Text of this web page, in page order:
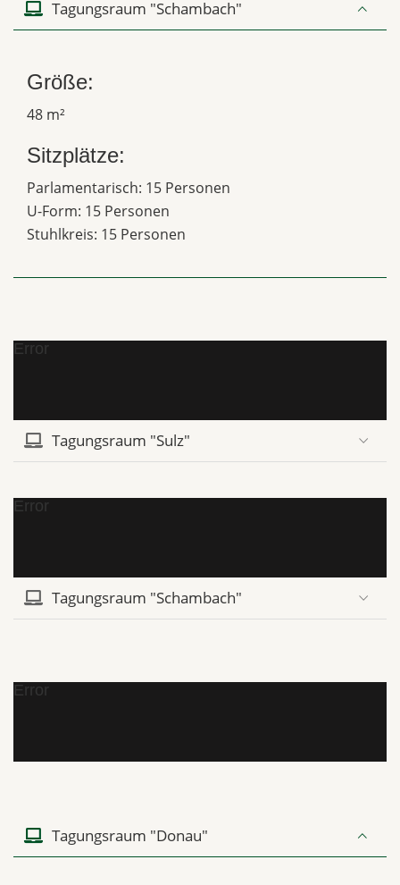
Tagungsraum "Schambach"
Größe:
48 m²
Sitzplätze:
Parlamentarisch: 15 Personen
U-Form: 15 Personen
Stuhlkreis: 15 Personen
Error
Tagungsraum "Sulz"
Error
Tagungsraum "Schambach"
Error
Tagungsraum "Donau"